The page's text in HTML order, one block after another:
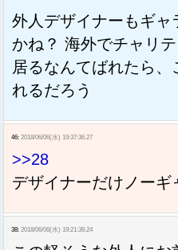
外人デザイナーもギャ
かね？ 海外でチャリ
居るなんてばれたら
れるだろう
46: 2018/06/06(水) 19:37:36.27
>>28
デザイナーだけノー
38: 2018/06/06(水) 19:21:39.24